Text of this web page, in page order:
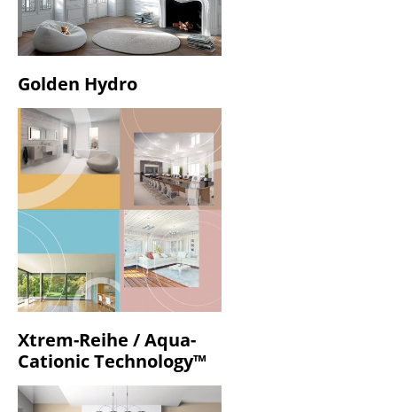
Golden Hydro
Xtrem-Reihe / Aqua-
Cationic Technology™